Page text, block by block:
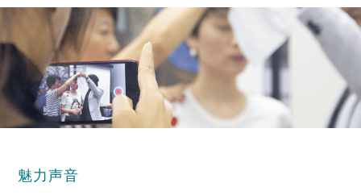
魅力声音